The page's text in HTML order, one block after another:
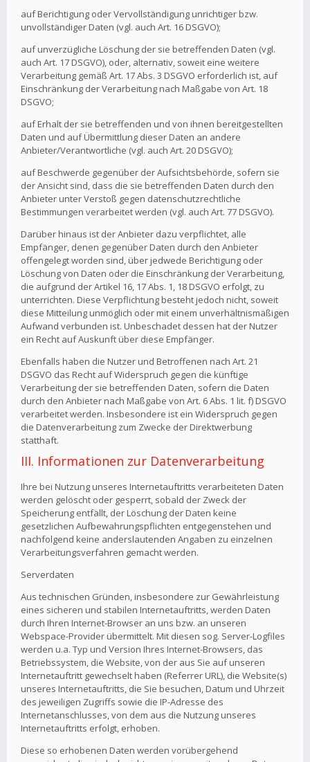
auf Berichtigung oder Vervollständigung unrichtiger bzw.
unvollständiger Daten (vgl. auch Art. 16 DSGVO);
auf unverzügliche Löschung der sie betreffenden Daten (vgl.
auch Art. 17 DSGVO), oder, alternativ, soweit eine weitere
Verarbeitung gemäß Art. 17 Abs. 3 DSGVO erforderlich ist, auf
Einschränkung der Verarbeitung nach Maßgabe von Art. 18
DSGVO;
auf Erhalt der sie betreffenden und von ihnen bereitgestellten
Daten und auf Übermittlung dieser Daten an andere
Anbieter/Verantwortliche (vgl. auch Art. 20 DSGVO);
auf Beschwerde gegenüber der Aufsichtsbehörde, sofern sie
der Ansicht sind, dass die sie betreffenden Daten durch den
Anbieter unter Verstoß gegen datenschutzrechtliche
Bestimmungen verarbeitet werden (vgl. auch Art. 77 DSGVO).
Darüber hinaus ist der Anbieter dazu verpflichtet, alle
Empfänger, denen gegenüber Daten durch den Anbieter
offengelegt worden sind, über jedwede Berichtigung oder
Löschung von Daten oder die Einschränkung der Verarbeitung,
die aufgrund der Artikel 16, 17 Abs. 1, 18 DSGVO erfolgt, zu
unterrichten. Diese Verpflichtung besteht jedoch nicht, soweit
diese Mitteilung unmöglich oder mit einem unverhältnismäßigen
Aufwand verbunden ist. Unbeschadet dessen hat der Nutzer
ein Recht auf Auskunft über diese Empfänger.
Ebenfalls haben die Nutzer und Betroffenen nach Art. 21
DSGVO das Recht auf Widerspruch gegen die künftige
Verarbeitung der sie betreffenden Daten, sofern die Daten
durch den Anbieter nach Maßgabe von Art. 6 Abs. 1 lit. f) DSGVO
verarbeitet werden. Insbesondere ist ein Widerspruch gegen
die Datenverarbeitung zum Zwecke der Direktwerbung
statthaft.
III. Informationen zur Datenverarbeitung
Ihre bei Nutzung unseres Internetauftritts verarbeiteten Daten
werden gelöscht oder gesperrt, sobald der Zweck der
Speicherung entfällt, der Löschung der Daten keine
gesetzlichen Aufbewahrungspflichten entgegenstehen und
nachfolgend keine anderslautenden Angaben zu einzelnen
Verarbeitungsverfahren gemacht werden.
Serverdaten
Aus technischen Gründen, insbesondere zur Gewährleistung
eines sicheren und stabilen Internetauftritts, werden Daten
durch Ihren Internet-Browser an uns bzw. an unseren
Webspace-Provider übermittelt. Mit diesen sog. Server-Logfiles
werden u.a. Typ und Version Ihres Internet-Browsers, das
Betriebssystem, die Website, von der aus Sie auf unseren
Internetauftritt gewechselt haben (Referrer URL), die Website(s)
unseres Internetauftritts, die Sie besuchen, Datum und Uhrzeit
des jeweiligen Zugriffs sowie die IP-Adresse des
Internetanschlusses, von dem aus die Nutzung unseres
Internetauftritts erfolgt, erhoben.
Diese so erhobenen Daten werden vorübergehend